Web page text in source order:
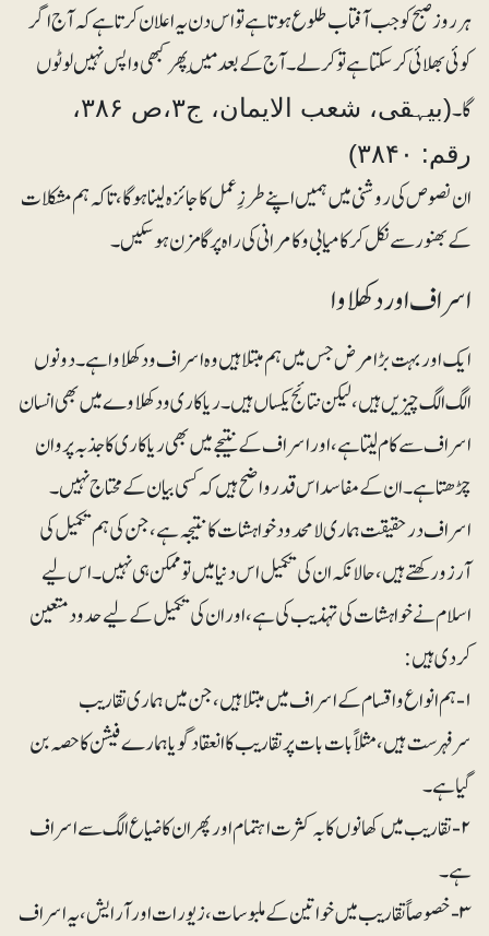
ہر روز صبح کو جب آفتاب طلوع ہوتا ہے تو اس دن یہ اعلان کرتا ہے کہ آج اگر
کوئی بھلائی کرسکتا ہے تو کرلے۔ آج کے بعد مَیں پھر کبھی واپس نہیں لوٹوں
گا۔
(بیہقی، شعب الایمان، ج۳،ص ۳۸۶،
رقم: ۳۸۴۰)
ان نصوص کی روشنی میں ہمیں اپنے طرزِعمل کا جائزہ لینا ہوگا، تاکہ ہم مشکلات
کے بھنور سے نکل کر کامیابی و کامرانی کی راہ پر گامزن ہوسکیں۔
اسراف اور دکھلاوا
ایک اور بہت بڑا مرض جس میں ہم مبتلا ہیں وہ اسراف و دکھلاوا ہے۔ دونوں
الگ الگ چیزیں ہیں، لیکن نتائج یکساں ہیں۔ ریاکاری و دکھلاوے میں بھی انسان
اسراف سے کام لیتا ہے، اور اسراف کے نتیجے میں بھی ریاکاری کا جذبہ پروان
چڑھتا ہے۔ ان کے مفاسد اس قدر واضح ہیں کہ کسی بیان کے محتاج نہیں۔
اسراف درحقیقت ہماری لامحدود خواہشات کا نتیجہ ہے ، جن کی ہم تکمیل کی
آرزو رکھتے ہیں، حالانکہ ان کی تکمیل اس دنیا میں تو ممکن ہی نہیں۔ اس لیے
اسلام نے خواہشات کی تہذیب کی ہے، اور ان کی تکمیل کے لیے حدود متعین
کردی ہیں:
۱- ہم انواع و اقسام کے اسراف میں مبتلا ہیں، جن میں ہماری تقاریب
سرفہرست ہیں، مثلاً بات بات پر تقاریب کا انعقاد گویا ہمارے فیشن کا حصہ بن
گیا ہے۔
۲- تقاریب میں کھانوں کا بہ کثرت اہتمام اور پھر ان کا ضیاع الگ سے اسراف
ہے۔
۳- خصوصاً تقاریب میں خواتین کے ملبوسات، زیورات اور آرایش، یہ اسراف